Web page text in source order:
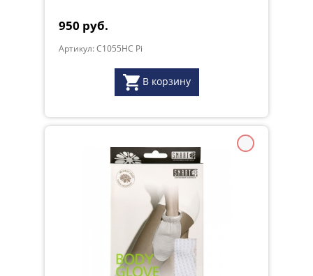
950 руб.
Артикул: C1055HC Pi
В корзину